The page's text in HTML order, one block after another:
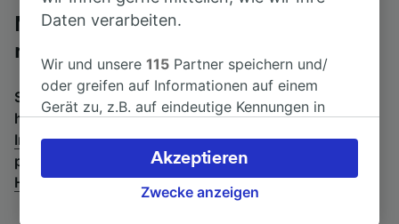
Mit dem Fernbus von Innsbruck Hbf
nach Düsseldorf Hbf
Suchen Sie nach einem Rückfahrtticket? Dann bitte
hier entlang:Fernbusse von Düsseldorf Hbf nach
Innsbruck Hbf.Wenn Sie lieber mit dem Zug fahren,
prüfen Sie die
Züge von Innsbruck Hbf bis Düsseldorf
Hbf
.
Daten verarbeiten.
Wir und unsere115 Partner speichern und/
oder greifen auf Informationen auf einem
Gerät zu, z.B. auf eindeutige Kennungen in
verarbeiten. Sie können Ihre Präferenzen
akzeptieren oder verwalten, einschließlich
Ihres Widerspruchsrechts bei berechtigtem
Zwecke anzeigen
Akzeptieren